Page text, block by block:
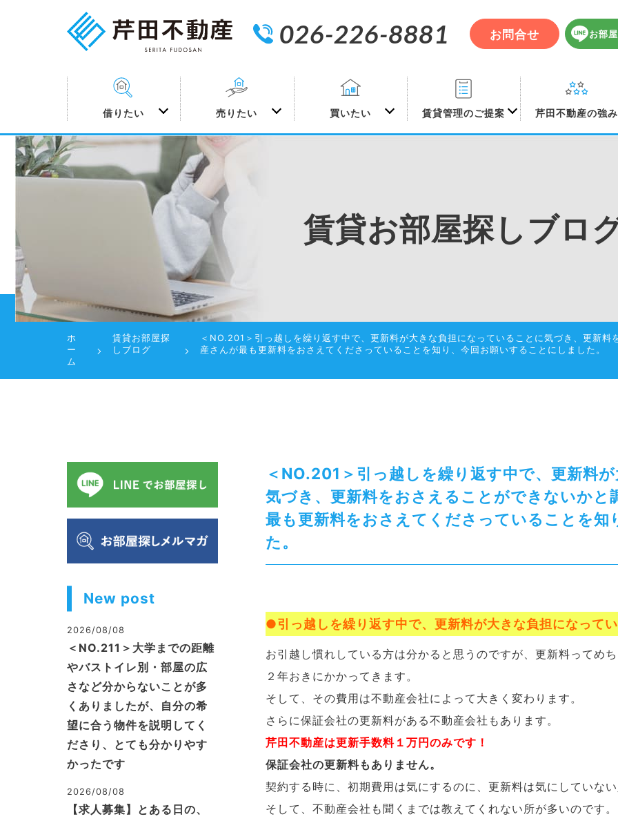
026-226-8881 お問合せ お部
借りたい 売りたい 買いたい 賃貸管理のご提案 芹田不動産の強み
賃貸お部屋探しブロ
ホ
ー
ム
賃貸お部屋探
しブログ
＜NO.201＞引っ越しを繰り返す中で、更新料が大きな負担になっていることに気づき、更新
産さんが最も更新料をおさえてくださっていることを知り、今回お願いすることにしました。
＜NO.201＞引っ越しを繰り返す中で、更新料
気づき、更新料をおさえることができないかと
最も更新料をおさえてくださっていることを
た。
●引っ越しを繰り返す中で、更新料が大きな負担になって
お引越し慣れしている方は分かると思うのですが、更新料ってめ
２年おきにかかってきます。
そして、その費用は不動産会社によって大きく変わります。
さらに保証会社の更新料がある不動産会社もあります。
芹田不動産は更新手数料１万円のみです！
保証会社の更新料もありません。
契約する時に、初期費用は気にするのに、更新料は気にしていな
そして、不動産会社も聞くまでは教えてくれない所が多いのです。
New post
2026/08/08
＜NO.211＞大学までの距離
やバストイレ別・部屋の広
さなど分からないことが多
くありましたが、自分の希
望に合う物件を説明してく
ださり、とても分かりやす
かったです
2026/08/08
【求人募集】とある日の、